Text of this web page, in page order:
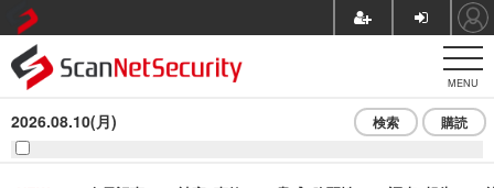
MENU
2026.08.10(月) 検索 購読